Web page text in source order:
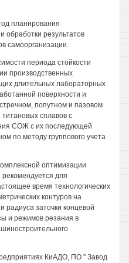
планирования
обработки результатов
самоорганизации.
периода стойкости
производственных
длительных лабораторных
поверхности и
попутном и пазовом
сплавов с
СОЖ с их последующей
по методу группового учета
оптимизации
для
время технологических
контуров на
радиуса заточки концевой
и режимов резания в
КиАДО, ПО " Завод